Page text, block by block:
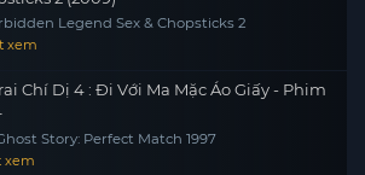
Legend Sex & Chopsticks 2
xem
Chí Dị 4 : Đi Với Ma Mặc Áo Giấy - Phim
Story: Perfect Match 1997
xem